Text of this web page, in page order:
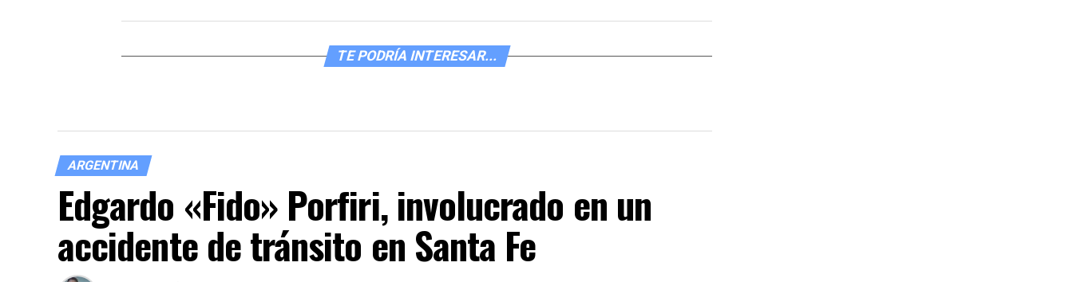
TE PODRÍA INTERESAR...
ARGENTINA
Edgardo «Fido» Porfiri, involucrado en un
accidente de tránsito en Santa Fe